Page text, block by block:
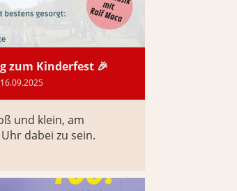
zum Kinderfest 🎉
16.09.2025
und klein, am
dabei zu sein.